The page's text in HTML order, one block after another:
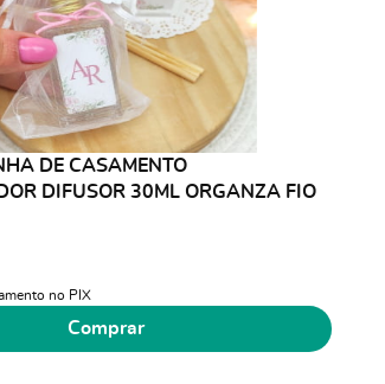
DE CASAMENTO
DIFUSOR 30ML ORGANZA FIO
no PIX
Comprar